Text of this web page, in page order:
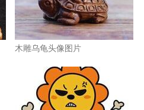
木雕乌龟头像图片